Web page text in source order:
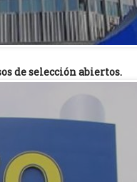
de selección abiertos.